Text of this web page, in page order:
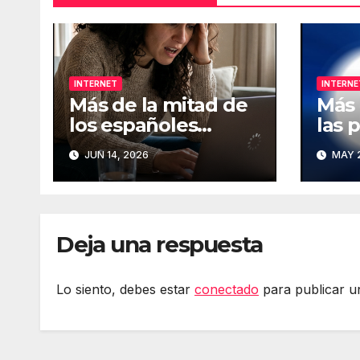
INTERNET
Más de la mitad de
los españoles
considera
fundamental la
conexión a Internet
JUN 14, 2026
las
que
han
de
MAY
Deja una respuesta
Lo siento, debes estar conectado para publicar